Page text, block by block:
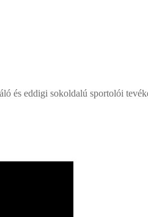
és eddigi sokoldalú sportolói